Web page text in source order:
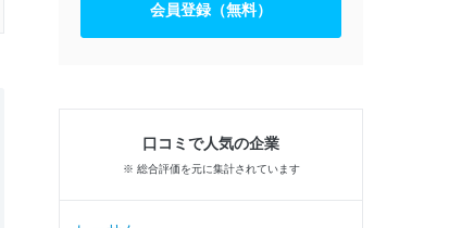
会員登録（無料）
口コミで人気の企業
※ 総合評価を元に集計されています